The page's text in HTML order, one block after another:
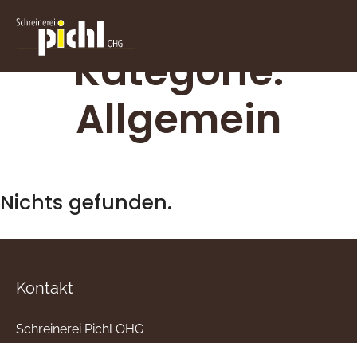
Kategorie:
Allgemein
Nichts gefunden.
Kontakt
Schreinerei Pichl OHG